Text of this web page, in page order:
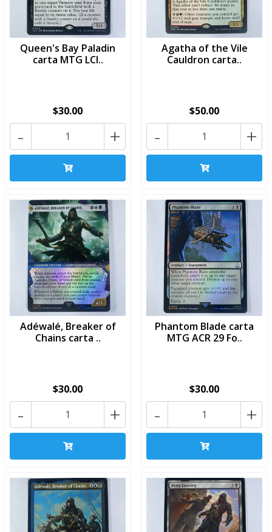
Queen's Bay Paladin
carta MTG LCI..
$30.00
+
-
Agatha of the Vile
Cauldron carta..
$50.00
+
-
Adéwalé, Breaker of
Chains carta ..
$30.00
+
-
Phantom Blade carta
MTG ACR 29 Fo..
$30.00
+
-